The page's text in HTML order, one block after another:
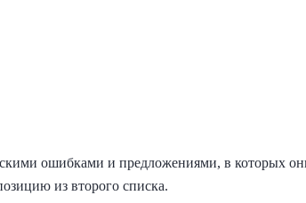
ошибками и предложениями, в которых
из второго списка.